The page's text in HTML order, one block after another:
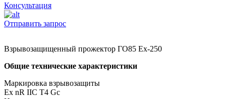
Консультация
Отправить запрос
Взрывозащищенный прожектор ГО85 Ех-250
Общие технические характеристики
Маркировка взрывозащиты
Ех nR IIC T4 Gc